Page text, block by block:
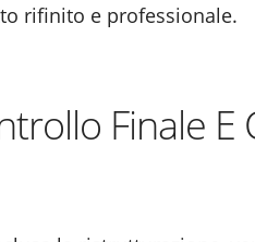
rifinito e professionale.
Finale E